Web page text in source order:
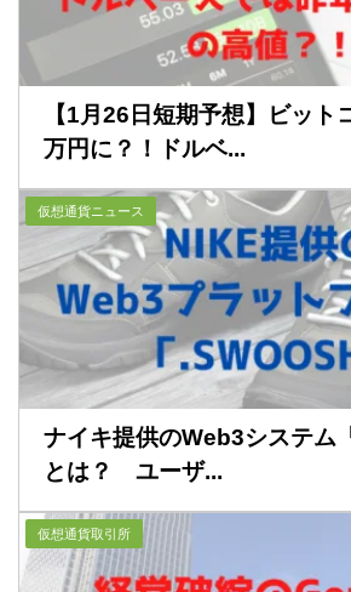
【1月26日短期予想】ビット
万円に？！ドルベ...
仮想通貨ニュース
ナイキ提供のWeb3システム
とは？ ユーザ...
仮想通貨取引所